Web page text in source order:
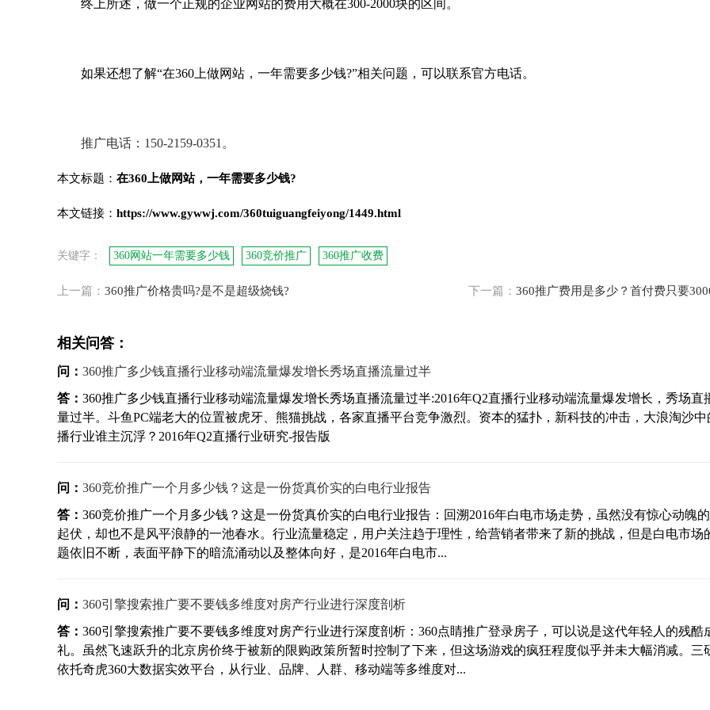
终上所述，做一个正规的企业网站的费用大概在300-2000块的区间。
如果还想了解“在360上做网站，一年需要多少钱?”相关问题，可以联系官方电话。
推广电话：150-2159-0351。
本文标题： 在360上做网站，一年需要多少钱?
本文链接： https://www.gywwj.com/360tuiguangfeiyong/1449.html
关键字： 360网站一年需要多少钱 360竞价推广 360推广收费
上一篇： 360推广价格贵吗?是不是超级烧钱? 下一篇： 360推广费用是多少？首付费只要
相关问答：
问： 360推广多少钱直播行业移动端流量爆发增长秀场直播流量过半
答： 360推广多少钱直播行业移动端流量爆发增长秀场直播流量过半:2016年Q2直播行业移动端流量爆发增长，秀场直
量过半。斗鱼PC端老大的位置被虎牙、熊猫挑战，各家直播平台竞争激烈。资本的猛扑，新科技的冲击，大浪淘沙中
播行业谁主沉浮？2016年Q2直播行业研究-报告版
问： 360竞价推广一个月多少钱？这是一份货真价实的白电行业报告
答： 360竞价推广一个月多少钱？这是一份货真价实的白电行业报告：回溯2016年白电市场走势，虽然没有惊心动魄
起伏，却也不是风平浪静的一池春水。行业流量稳定，用户关注趋于理性，给营销者带来了新的挑战，但是白电市场
题依旧不断，表面平静下的暗流涌动以及整体向好，是2016年白电市...
问： 360引擎搜索推广要不要钱多维度对房产行业进行深度剖析
答： 360引擎搜索推广要不要钱多维度对房产行业进行深度剖析：360点睛推广登录房子，可以说是这代年轻人的残酷
礼。虽然飞速跃升的北京房价终于被新的限购政策所暂时控制了下来，但这场游戏的疯狂程度似乎并未大幅消减。三
依托奇虎360大数据实效平台，从行业、品牌、人群、移动端等多维度对...